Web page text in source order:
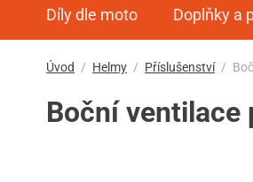
Díly dle moto Doplňky a
Úvod Helmy Příslušenství
Boční ventilace